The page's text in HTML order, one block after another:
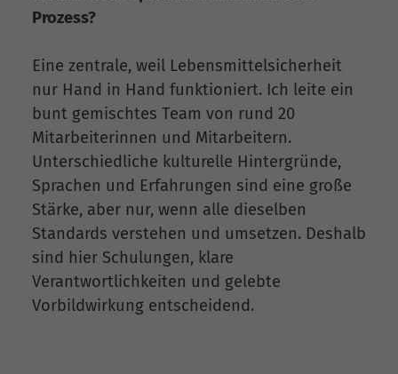
Prozess?
Eine zentrale, weil Lebensmittelsicherheit
nur Hand in Hand funktioniert. Ich leite ein
bunt gemischtes Team von rund 20
Mitarbeiterinnen und Mitarbeitern.
Unterschiedliche kulturelle Hintergründe,
Sprachen und Erfahrungen sind eine große
Stärke, aber nur, wenn alle dieselben
Standards verstehen und umsetzen. Deshalb
sind hier Schulungen, klare
Verantwortlichkeiten und gelebte
Vorbildwirkung entscheidend.